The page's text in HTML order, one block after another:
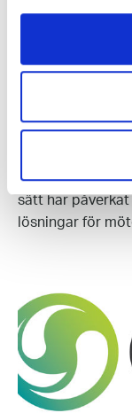
07 JANUARI,
Nytt år nya
2021 var
sätt har
lösningar för